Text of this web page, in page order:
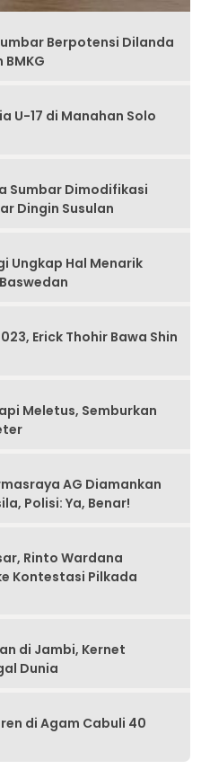
Berpotensi Dilanda
U-17 di Manahan Solo
Sumbar Dimodifikasi
Dingin Susulan
Ungkap Hal Menarik
Erick Thohir Bawa Shin
Meletus, Semburkan
AG Diamankan
Polisi: Ya, Benar!
Rinto Wardana
Kontestasi Pilkada
di Jambi, Kernet
Dunia
di Agam Cabuli 40